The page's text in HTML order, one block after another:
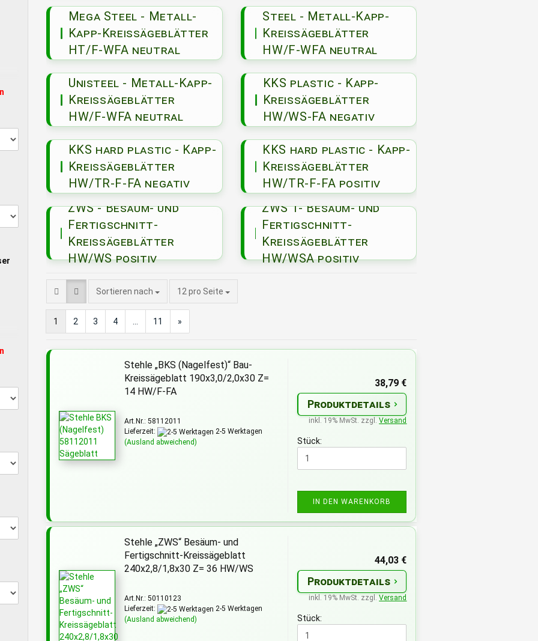
Mega Steel - Metall-
Kapp-Kreissägeblätter
HT/F-WFA neutral
Steel - Metall-Kapp-
Kreissägeblätter
HW/F-WFA neutral
Unisteel - Metall-Kapp-
Kreissägeblätter
HW/F-WFA neutral
KKS plastic - Kapp-
Kreissägeblätter
HW/WS-FA negativ
KKS hard plastic - Kapp-
Kreissägeblätter
HW/TR-F-FA negativ
KKS hard plastic - Kapp-
Kreissägeblätter
HW/TR-F-FA positiv
ZWS - Besäum- und
Fertigschnitt-
Kreissägeblätter
HW/WS positiv
ZWS 1- Besäum- und
Fertigschnitt-
Kreissägeblätter
HW/WSA positiv
Sortieren nach 12 pro Seite
pro Seite
1 2 3 4 ... 11 »
Stehle „BKS (Nagelfest)“ Bau-
Kreissägeblatt 190x3,0/2,0x30 Z=
14 HW/F-FA
Art.Nr.: 58112011
Lieferzeit:
2-5 Werktagen
(Ausland abweichend)
38,79 €
Produktdetails
inkl. 19% MwSt. zzgl.Versand
Stück:
IN DEN WARENKORB
Stehle „ZWS“ Besäum- und
Fertigschnitt-Kreissägeblatt
240x2,8/1,8x30 Z= 36 HW/WS
Art.Nr.: 50110123
Lieferzeit:
2-5 Werktagen
(Ausland abweichend)
44,03 €
Produktdetails
inkl. 19% MwSt. zzgl.Versand
Stück: